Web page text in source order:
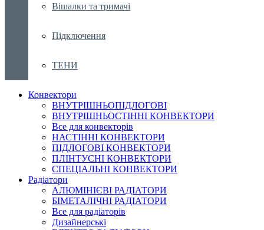
Вішалки та тримачі
Підключення
ТЕНИ
Конвектори
ВНУТРІШНЬОПІДЛОГОВІ
ВНУТРІШНЬОСТІННІ КОНВЕКТОРИ
Все для конвекторів
НАСТІННІ КОНВЕКТОРИ
ПІДЛОГОВІ КОНВЕКТОРИ
ПЛІНТУСНІ КОНВЕКТОРИ
СПЕЦІАЛЬНІ КОНВЕКТОРИ
Радіатори
АЛЮМІНІЄВІ РАДІАТОРИ
БІМЕТАЛІЧНІ РАДІАТОРИ
Все для радіаторів
Дизайнерські